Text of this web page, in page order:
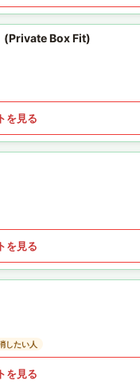
(Private Box Fit)
を見る
を見る
したい人
を見る